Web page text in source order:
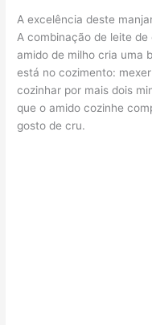
A excelência deste
A combinação de leite
amido de milho cria uma
está no cozimento:
cozinhar por mais dois
que o amido cozinhe
gosto de cru.